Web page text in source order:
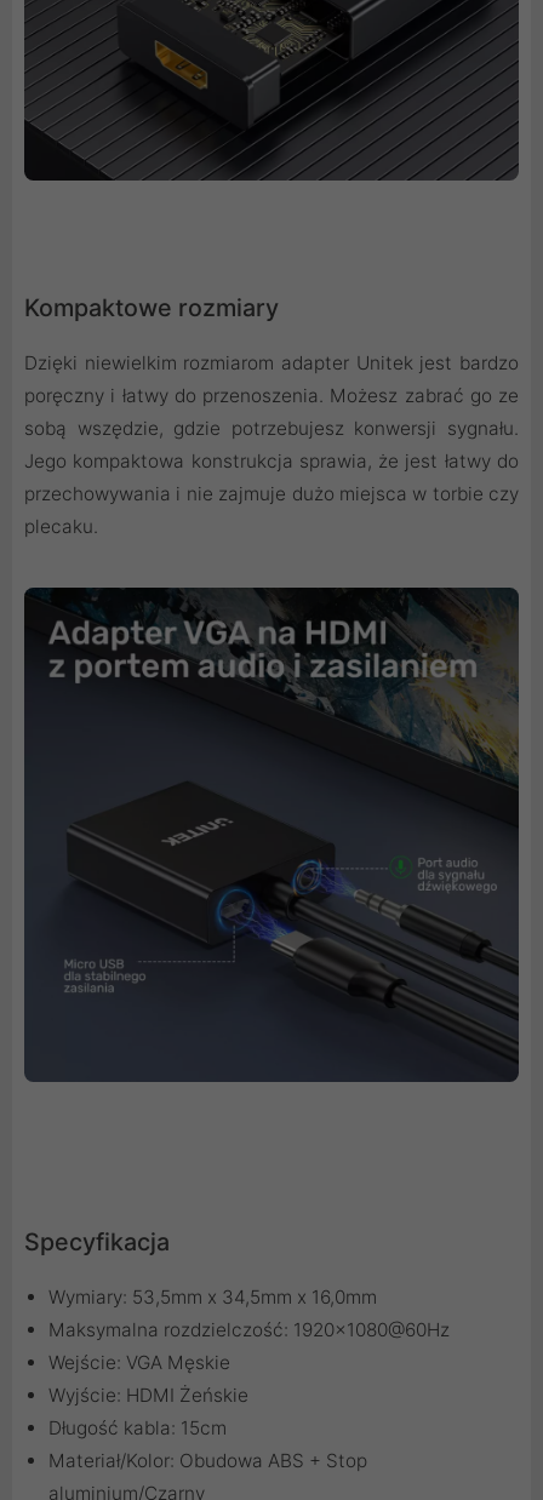
Kompaktowe rozmiary
Dzięki niewielkim rozmiarom adapter Unitek jest bardzo
poręczny i łatwy do przenoszenia. Możesz zabrać go ze
sobą wszędzie, gdzie potrzebujesz konwersji sygnału.
Jego kompaktowa konstrukcja sprawia, że jest łatwy do
przechowywania i nie zajmuje dużo miejsca w torbie czy
plecaku.
Specyfikacja
Wymiary: 53,5mm x 34,5mm x 16,0mm
Maksymalna rozdzielczość: 1920x1080@60Hz
Wejście: VGA Męskie
Wyjście: HDMI Żeńskie
Długość kabla: 15cm
Materiał/Kolor: Obudowa ABS + Stop
aluminium/Czarny